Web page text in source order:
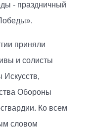
- праздничный
приняли
и солисты
Искусств,
Обороны
Ко всем
словом